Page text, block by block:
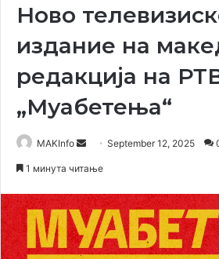
Ново
издание на
редакција на
„Муабетења“
MAKInfo
Send September 12, 2025
1 минута читање